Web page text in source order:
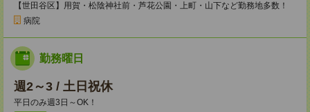
【世田谷区】用賀・松陰神社前・芦花公園・上町・山下など勤務地多数！
病院
勤務曜日
週2～3 / 土日祝休
平日のみ週3日～OK！